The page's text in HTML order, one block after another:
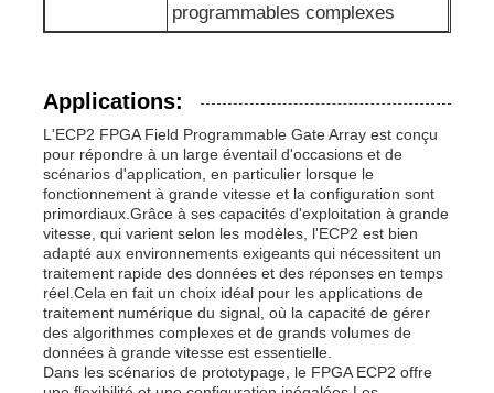
programmables complexes
Applications:
L'ECP2 FPGA Field Programmable Gate Array est conçu
pour répondre à un large éventail d'occasions et de
scénarios d'application, en particulier lorsque le
fonctionnement à grande vitesse et la configuration sont
primordiaux.Grâce à ses capacités d'exploitation à grande
vitesse, qui varient selon les modèles, l'ECP2 est bien
adapté aux environnements exigeants qui nécessitent un
traitement rapide des données et des réponses en temps
réel.Cela en fait un choix idéal pour les applications de
traitement numérique du signal, où la capacité de gérer
des algorithmes complexes et de grands volumes de
données à grande vitesse est essentielle.
Dans les scénarios de prototypage, le FPGA ECP2 offre